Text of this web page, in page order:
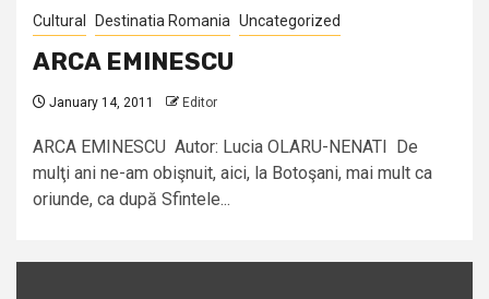
Cultural Destinatia Romania Uncategorized
ARCA EMINESCU
January 14, 2011 Editor
ARCA EMINESCU Autor: Lucia OLARU-NENATI De
mulţi ani ne-am obişnuit, aici, la Botoşani, mai mult ca
oriunde, ca după Sfintele...